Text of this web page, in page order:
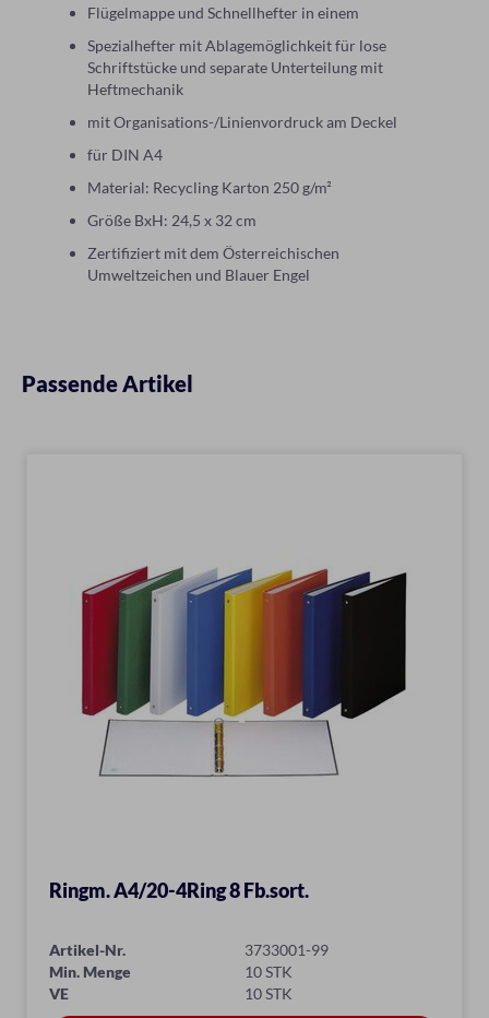
Flügelmappe und Schnellhefter in einem
Spezialhefter mit Ablagemöglichkeit für lose
Schriftstücke und separate Unterteilung mit
Heftmechanik
mit Organisations-/Linienvordruck am Deckel
für DIN A4
Material: Recycling Karton 250 g/m²
Größe BxH: 24,5 x 32 cm
Zertifiziert mit dem Österreichischen
Umweltzeichen und Blauer Engel
Passende Artikel
Ringm. A4/20-4Ring 8 Fb.sort.
Artikel-Nr.
3733001-99
Min. Menge
10 STK
VE
10 STK